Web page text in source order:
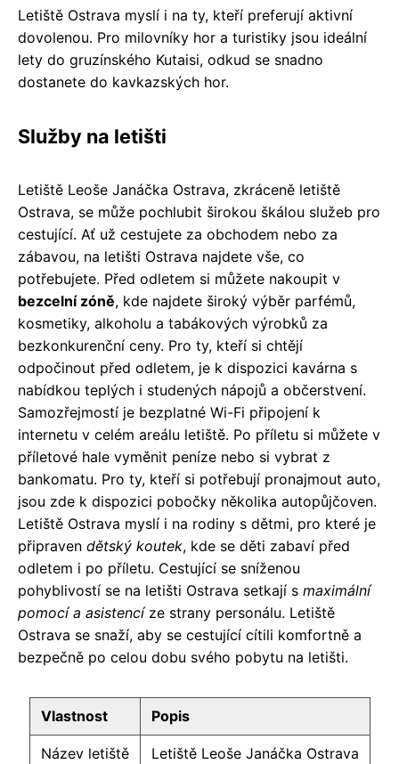
Letiště Ostrava myslí i na ty, kteří preferují aktivní
dovolenou. Pro milovníky hor a turistiky jsou ideální
lety do gruzínského Kutaisi, odkud se snadno
dostanete do kavkazských hor.
Služby na letišti
Letiště Leoše Janáčka Ostrava, zkráceně letiště
Ostrava, se může pochlubit širokou škálou služeb pro
cestující. Ať už cestujete za obchodem nebo za
zábavou, na letišti Ostrava najdete vše, co
potřebujete. Před odletem si můžete nakoupit v
bezcelní zóně, kde najdete široký výběr parfémů,
kosmetiky, alkoholu a tabákových výrobků za
bezkonkurenční ceny. Pro ty, kteří si chtějí
odpočinout před odletem, je k dispozici kavárna s
nabídkou teplých i studených nápojů a občerstvení.
Samozřejmostí je bezplatné Wi-Fi připojení k
internetu v celém areálu letiště. Po příletu si můžete v
příletové hale vyměnit peníze nebo si vybrat z
bankomatu. Pro ty, kteří si potřebují pronajmout auto,
jsou zde k dispozici pobočky několika autopůjčoven.
Letiště Ostrava myslí i na rodiny s dětmi, pro které je
připraven dětský koutek, kde se děti zabaví před
odletem i po příletu. Cestující se sníženou
pohyblivostí se na letišti Ostrava setkají s maximální
pomocí a asistencíze strany personálu. Letiště
Ostrava se snaží, aby se cestující cítili komfortně a
bezpečně po celou dobu svého pobytu na letišti.
Vlastnost Popis
Název letiště Letiště Leoše Janáčka Ostrava